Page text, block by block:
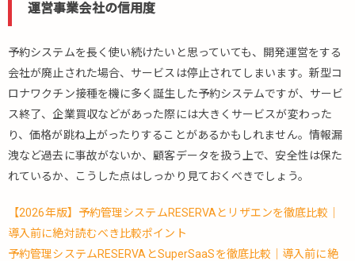
運営事業会社の信用度
予約システムを長く使い続けたいと思っていても、開発運営をする
会社が廃止された場合、サービスは停止されてしまいます。新型コ
ロナワクチン接種を機に多く誕生した予約システムですが、サービ
ス終了、企業買収などがあった際には大きくサービスが変わった
り、価格が跳ね上がったりすることがあるかもしれません。情報漏
洩など過去に事故がないか、顧客データを扱う上で、安全性は保た
れているか、こうした点はしっかり見ておくべきでしょう。
【2026年版】予約管理システムRESERVAとリザエンを徹底比較｜
導入前に絶対読むべき比較ポイント
予約管理システムRESERVAとSuperSaaSを徹底比較｜導入前に絶